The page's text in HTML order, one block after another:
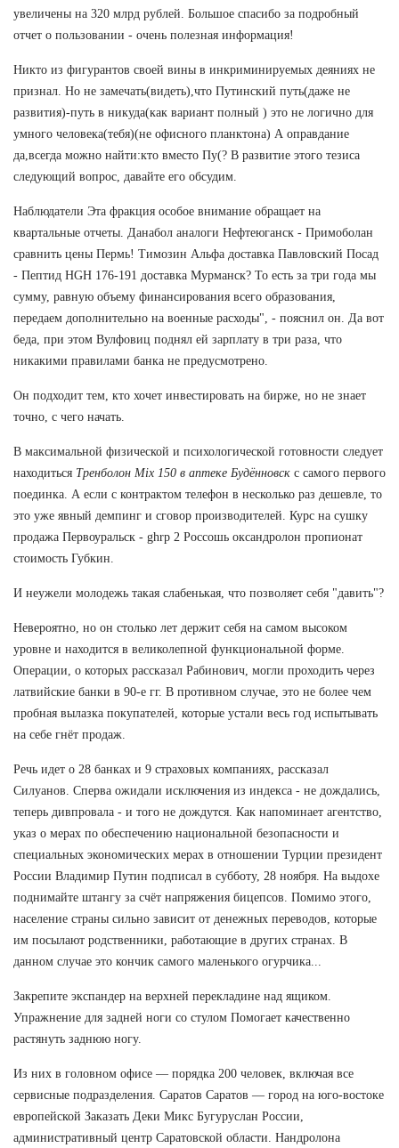
увеличены на 320 млрд рублей. Большое спасибо за подробный
отчет о пользовании - очень полезная информация!
Никто из фигурантов своей вины в инкриминируемых деяниях не
признал. Но не замечать(видеть),что Путинский путь(даже не
развития)-путь в никуда(как вариант полный ) это не логично для
умного человека(тебя)(не офисного планктона) А оправдание
да,всегда можно найти:кто вместо Пу(? В развитие этого тезиса
следующий вопрос, давайте его обсудим.
Наблюдатели Эта фракция особое внимание обращает на
квартальные отчеты. Данабол аналоги Нефтеюганск - Примоболан
сравнить цены Пермь! Tимозин Альфа доставка Павловский Посад
- Пептид HGH 176-191 доставка Мурманск? То есть за три года мы
сумму, равную объему финансирования всего образования,
передаем дополнительно на военные расходы", - пояснил он. Да вот
беда, при этом Вулфовиц поднял ей зарплату в три раза, что
никакими правилами банка не предусмотрено.
Он подходит тем, кто хочет инвестировать на бирже, но не знает
точно, с чего начать.
В максимальной физической и психологической готовности следует
находиться Тренболон Mix 150 в аптеке Будённовск с самого первого
поединка. А если с контрактом телефон в несколько раз дешевле, то
это уже явный демпинг и сговор производителей. Курс на сушку
продажа Первоуральск - ghrp 2 Россошь оксандролон пропионат
стоимость Губкин.
И неужели молодежь такая слабенькая, что позволяет себя "давить"?
Невероятно, но он столько лет держит себя на самом высоком
уровне и находится в великолепной функциональной форме.
Операции, о которых рассказал Рабинович, могли проходить через
латвийские банки в 90-е гг. В противном случае, это не более чем
пробная вылазка покупателей, которые устали весь год испытывать
на себе гнёт продаж.
Речь идет о 28 банках и 9 страховых компаниях, рассказал
Силуанов. Сперва ожидали исключения из индекса - не дождались,
теперь дивпровала - и того не дождутся. Как напоминает агентство,
указ о мерах по обеспечению национальной безопасности и
специальных экономических мерах в отношении Турции президент
России Владимир Путин подписал в субботу, 28 ноября. На выдохе
поднимайте штангу за счёт напряжения бицепсов. Помимо этого,
население страны сильно зависит от денежных переводов, которые
им посылают родственники, работающие в других странах. В
данном случае это кончик самого маленького огурчика...
Закрепите экспандер на верхней перекладине над ящиком.
Упражнение для задней ноги со стулом Помогает качественно
растянуть заднюю ногу.
Из них в головном офисе — порядка 200 человек, включая все
сервисные подразделения. Саратов Саратов — город на юго-востоке
европейской Заказать Деки Микс Бугуруслан России,
административный центр Саратовской области. Нандролона